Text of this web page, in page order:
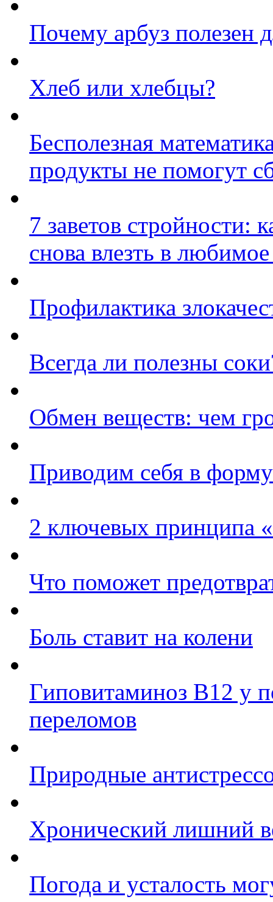
Почему арбуз полезен
Хлеб или хлебцы?
Бесполезная
продукты не помогут
7 заветов стройности:
снова влезть в любимое
Профилактика
Всегда ли полезны
Обмен веществ: чем
Приводим себя в
2 ключевых принципа
Что поможет
Боль ставит на колени
Гиповитаминоз В12 у
переломов
Природные
Хронический лишний
Погода и усталость